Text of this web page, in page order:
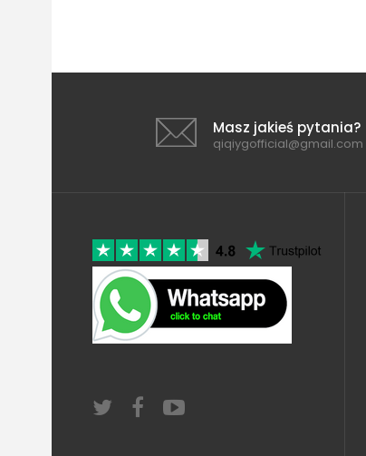
Masz jakieś pytania?
qiqiygofficial@gmail.com